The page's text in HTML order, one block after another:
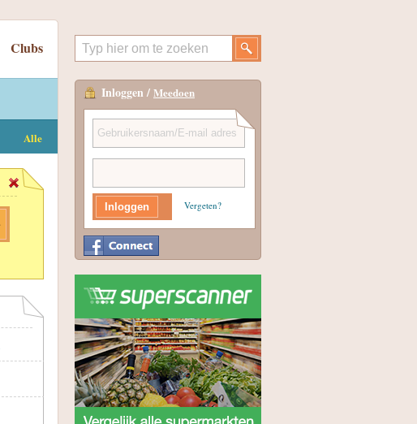
Clubs
Alle
Inloggen / Meedoen
Vergeten?